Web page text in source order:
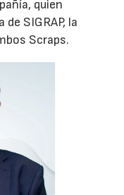
quien
SIGRAP, la
Scraps.